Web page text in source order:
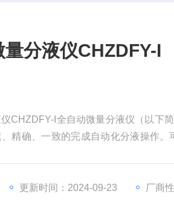
分液仪CHZDFY-I
CHZDFY-I全自动微量分液仪（以下
精确、一致的完成自动化分液操作
更新时间：2024-09-23 厂商